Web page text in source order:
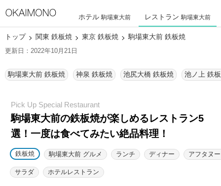
ホテル 駒場東大前 レストラン 駒場東大前
トップ 関東 鉄板焼 東京 鉄板焼 駒場東大前 鉄板焼
更新日：2022年10月21日
駒場東大前 鉄板焼 神泉 鉄板焼 池尻大橋 鉄板焼 池ノ上 鉄
駒場東大前の鉄板焼が楽しめるレストラン5
選！ 一度は食べてみたい絶品料理！
鉄板焼 駒場東大前 グルメ ランチ ディナー アフタヌ
サラダ ホテルレストラン